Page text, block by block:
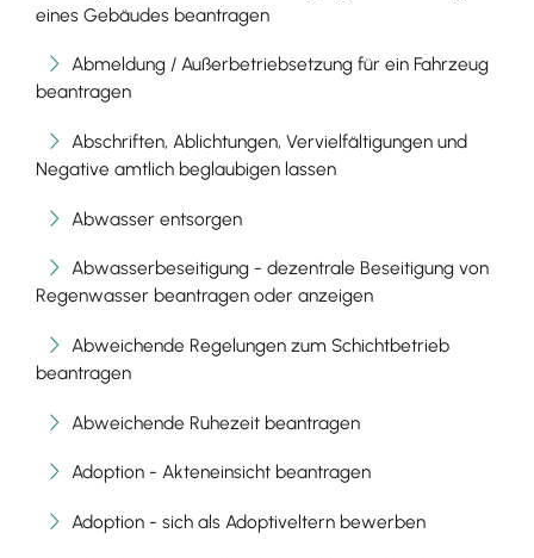
eines Gebäudes beantragen
Abmeldung / Außerbetriebsetzung für ein Fahrzeug
beantragen
Abschriften, Ablichtungen, Vervielfältigungen und
Negative amtlich beglaubigen lassen
Abwasser entsorgen
Abwasserbeseitigung - dezentrale Beseitigung von
Regenwasser beantragen oder anzeigen
Abweichende Regelungen zum Schichtbetrieb
beantragen
Abweichende Ruhezeit beantragen
Adoption - Akteneinsicht beantragen
Adoption - sich als Adoptiveltern bewerben